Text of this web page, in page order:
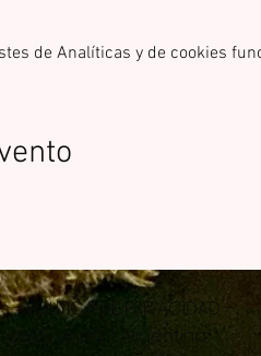
de Analíticas y de cookies
-POLÍTICA DE PRIVACIDAD -
Francia - Argentina